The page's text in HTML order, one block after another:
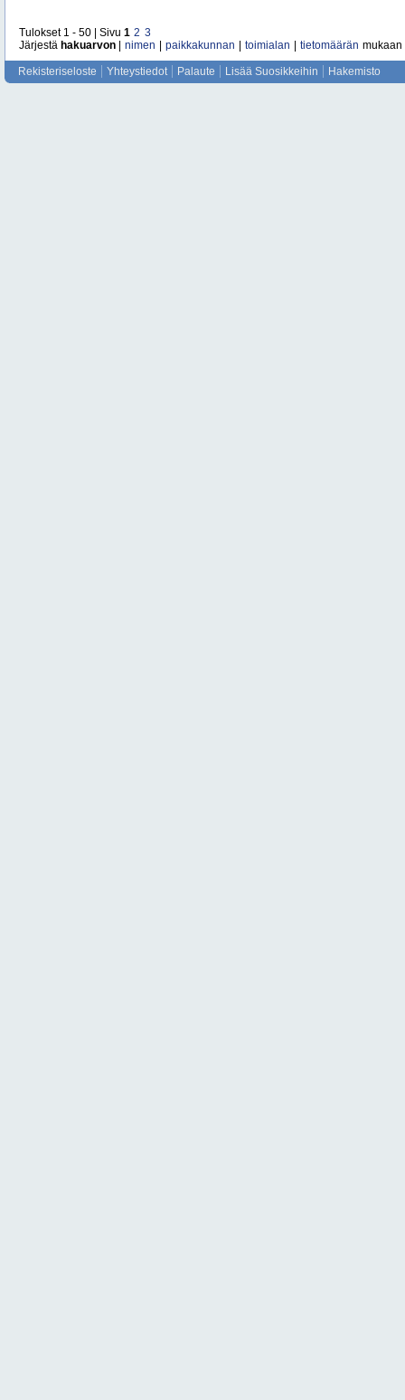
Tulokset 1 - 50 | Sivu 1 2 3
Järjestä hakuarvon nimen paikkakunnan toimialan tietomäärän mukaan
Rekisteriseloste Yhteystiedot Palaute Lisää Suosikkeihin Hakemisto